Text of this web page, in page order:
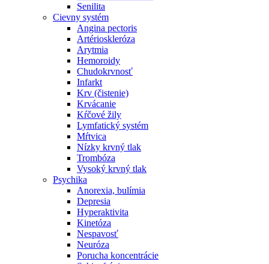
Senilita
Cievny systém
Angina pectoris
Artérioskleróza
Arytmia
Hemoroidy
Chudokrvnosť
Infarkt
Krv (čistenie)
Krvácanie
Kŕčové žily
Lymfatický systém
Mŕtvica
Nízky krvný tlak
Trombóza
Vysoký krvný tlak
Psychika
Anorexia, bulímia
Depresia
Hyperaktivita
Kinetóza
Nespavosť
Neuróza
Porucha koncentrácie